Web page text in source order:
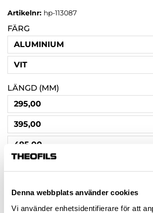
Denna webbplats använder cookies
Vi använder enhetsidentifierare för att
Artikelnr: hp-113087
FÄRG
ALUMINIUM
VIT
LÄNGD (MM)
295,00
395,00
495,00
995,00